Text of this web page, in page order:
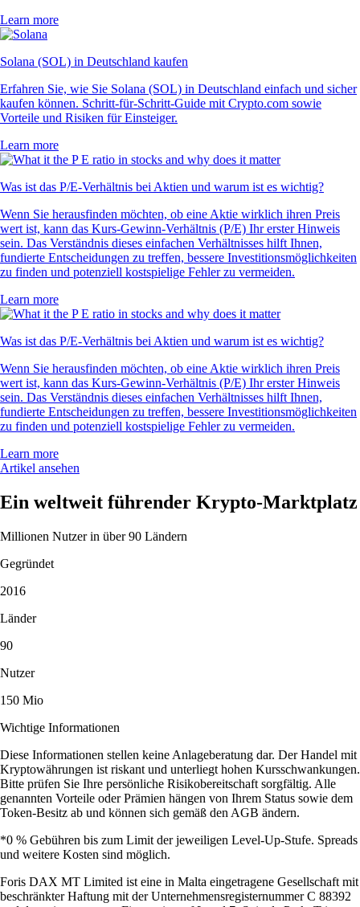
Learn more
Solana (SOL) in Deutschland kaufen
Erfahren Sie, wie Sie Solana (SOL) in Deutschland einfach und sicher
kaufen können. Schritt-für-Schritt-Guide mit Crypto.com sowie
Vorteile und Risiken für Einsteiger.
Learn more
Was ist das P/E-Verhältnis bei Aktien und warum ist es wichtig?
Wenn Sie herausfinden möchten, ob eine Aktie wirklich ihren Preis
wert ist, kann das Kurs-Gewinn-Verhältnis (P/E) Ihr erster Hinweis
sein. Das Verständnis dieses einfachen Verhältnisses hilft Ihnen,
fundierte Entscheidungen zu treffen, bessere Investitionsmöglichkeiten
zu finden und potenziell kostspielige Fehler zu vermeiden.
Learn more
Was ist das P/E-Verhältnis bei Aktien und warum ist es wichtig?
Wenn Sie herausfinden möchten, ob eine Aktie wirklich ihren Preis
wert ist, kann das Kurs-Gewinn-Verhältnis (P/E) Ihr erster Hinweis
sein. Das Verständnis dieses einfachen Verhältnisses hilft Ihnen,
fundierte Entscheidungen zu treffen, bessere Investitionsmöglichkeiten
zu finden und potenziell kostspielige Fehler zu vermeiden.
Learn more
Artikel ansehen
Ein weltweit führender Krypto-Marktplatz
Millionen Nutzer in über 90 Ländern
Gegründet
2016
Länder
90
Nutzer
150 Mio
Wichtige Informationen
Diese Informationen stellen keine Anlageberatung dar. Der Handel mit
Kryptowährungen ist riskant und unterliegt hohen Kursschwankungen.
Bitte prüfen Sie Ihre persönliche Risikobereitschaft sorgfältig. Alle
genannten Vorteile oder Prämien hängen von Ihrem Status sowie dem
Token-Besitz ab und können sich gemäß den AGB ändern.
*0 % Gebühren bis zum Limit der jeweiligen Level-Up-Stufe. Spreads
und weitere Kosten sind möglich.
Foris DAX MT Limited ist eine in Malta eingetragene Gesellschaft mit
beschränkter Haftung mit der Unternehmensregisternummer C 88392